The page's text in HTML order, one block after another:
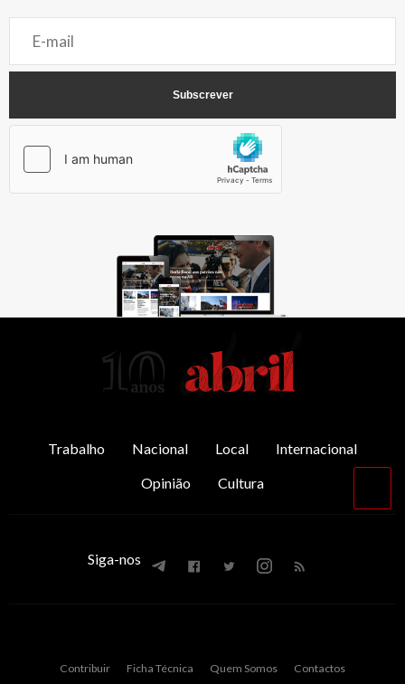
Trabalho Nacional Local
Internacional
Opinião
Cultura
Siga-nos
Contribuir Ficha Técnica Quem Somos Contactos